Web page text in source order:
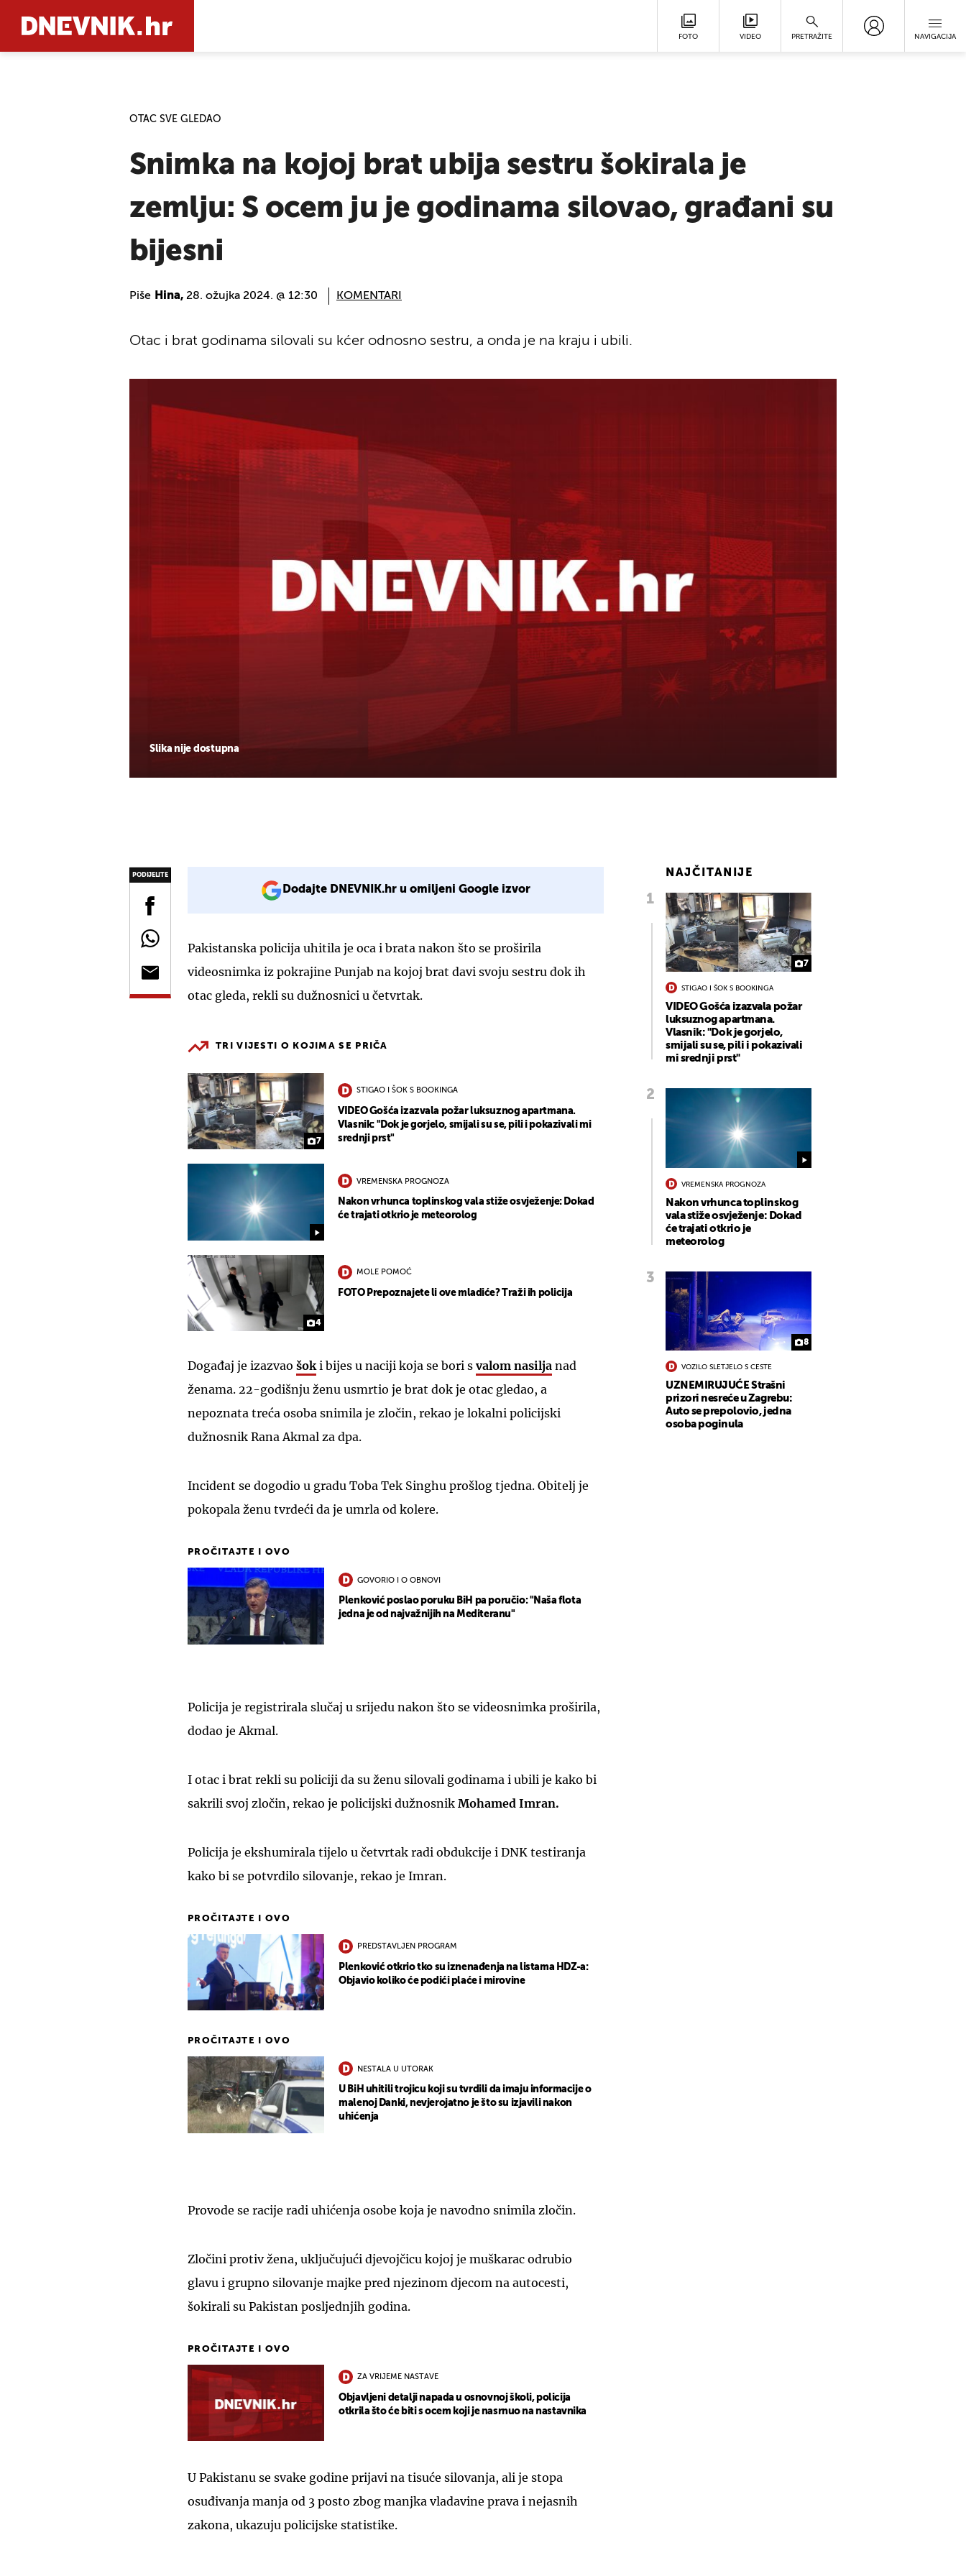
FOTO VIDEO PRETRAŽITE NAVIGACIJA
OTAC SVE GLEDAO
Snimka na kojoj brat ubija sestru šokirala je
zemlju: S ocem ju je godinama silovao, građani su
bijesni
Piše Hina, 28. ožujka 2024. @ 12:30 KOMENTARI
Slika nije dostupna
Otac i brat godinama silovali su kćer odnosno sestru, a onda je na kraju i ubili.
PODIJELITE
Dodajte DNEVNIK.hr u omiljeni Google izvor
Pakistanska policija uhitila je oca i brata nakon što se proširila
videosnimka iz pokrajine Punjab na kojoj brat davi svoju sestru dok ih
otac gleda, rekli su dužnosnici u četvrtak.
TRI VIJESTI O KOJIMA SE PRIČA
7
STIGAO I ŠOK S BOOKINGA
VIDEO Gošća izazvala požar luksuznog apartmana.
Vlasnik: "Dok je gorjelo, smijali su se, pili i pokazivali mi
srednji prst"
VREMENSKA PROGNOZA
Nakon vrhunca toplinskog vala stiže osvježenje: Dokad
će trajati otkrio je meteorolog
4
MOLE POMOĆ
FOTO Prepoznajete li ove mladiće? Traži ih policija
Događaj je izazvao šoki bijes u naciji koja se bori svalom nasilja nad
ženama. 22-godišnju ženu usmrtio je brat dok je otac gledao, a
nepoznata treća osoba snimila je zločin, rekao je lokalni policijski
dužnosnik Rana Akmal za dpa.
Incident se dogodio u gradu Toba Tek Singhu prošlog tjedna. Obitelj je
pokopala ženu tvrdeći da je umrla od kolere.
PROČITAJTE I OVO
GOVORIO I O OBNOVI
Plenković poslao poruku BiH pa poručio: "Naša flota
jedna je od najvažnijih na Mediteranu"
Policija je registrirala slučaj u srijedu nakon što se videosnimka proširila,
dodao je Akmal.
I otac i brat rekli su policiji da su ženu silovali godinama i ubili je kako bi
sakrili svoj zločin, rekao je policijski dužnosnik Mohamed Imran.
Policija je ekshumirala tijelo u četvrtak radi obdukcije i DNK testiranja
kako bi se potvrdilo silovanje, rekao je Imran.
PROČITAJTE I OVO
PREDSTAVLJEN PROGRAM
Plenković otkrio tko su iznenađenja na listama HDZ-a:
Objavio koliko će podići plaće i mirovine
PROČITAJTE I OVO
NESTALA U UTORAK
U BiH uhitili trojicu koji su tvrdili da imaju informacije o
malenoj Danki, nevjerojatno je što su izjavili nakon
uhićenja
Provode se racije radi uhićenja osobe koja je navodno snimila zločin.
Zločini protiv žena, uključujući djevojčicu kojoj je muškarac odrubio
glavu i grupno silovanje majke pred njezinom djecom na autocesti,
šokirali su Pakistan posljednjih godina.
PROČITAJTE I OVO
ZA VRIJEME NASTAVE
Objavljeni detalji napada u osnovnoj školi, policija
otkrila što će biti s ocem koji je nasrnuo na nastavnika
U Pakistanu se svake godine prijavi na tisuće silovanja, ali je stopa
osuđivanja manja od 3 posto zbog manjka vladavine prava i nejasnih
zakona, ukazuju policijske statistike.
NAJČITANIJE
7
STIGAO I ŠOK S BOOKINGA
VIDEO Gošća izazvala požar
luksuznog apartmana.
Vlasnik: "Dok je gorjelo,
smijali su se, pili i pokazivali
mi srednji prst"
VREMENSKA PROGNOZA
Nakon vrhunca toplinskog
vala stiže osvježenje: Dokad
će trajati otkrio je
meteorolog
8
VOZILO SLETJELO S CESTE
UZNEMIRUJUĆE Strašni
prizori nesreće u Zagrebu:
Auto se prepolovio, jedna
osoba poginula